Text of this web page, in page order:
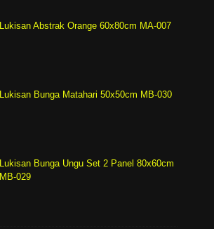
Lukisan Abstrak Orange 60x80cm MA-007
Lukisan Bunga Matahari 50x50cm MB-030
Lukisan Bunga Ungu Set 2 Panel 80x60cm
MB-029